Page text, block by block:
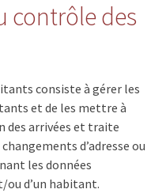
contrôle des
consiste à gérer les
et de les mettre à
des arrivées et traite
d’adresse ou
les données
ou d’un habitant.